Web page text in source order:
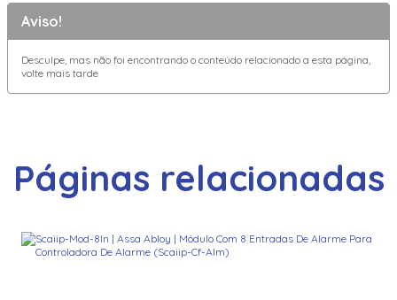
Aviso!
Desculpe, mas não foi encontrando o conteúdo relacionado a esta página,
volte mais tarde
Páginas relacionadas